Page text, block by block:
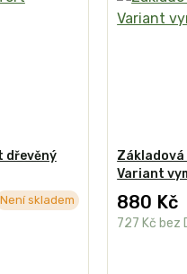
dřevěný
Není skladem
Základová
Variant
880 Kč
727 Kč bez